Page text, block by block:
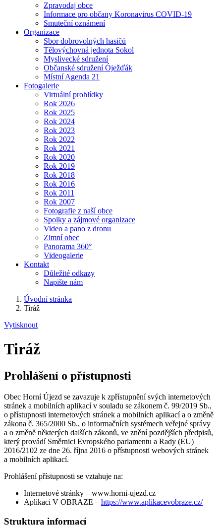
Zpravodaj obce
Informace pro občany Koronavirus COVID-19
Smuteční oznámení
Organizace
Sbor dobrovolných hasičů
Tělovýchovná jednota Sokol
Myslivecké sdružení
Občanské sdružení Óježďák
Místní Agenda 21
Fotogalerie
Virtuální prohlídky
Rok 2026
Rok 2025
Rok 2024
Rok 2023
Rok 2022
Rok 2021
Rok 2020
Rok 2019
Rok 2018
Rok 2016
Rok 2011
Rok 2007
Fotografie z naší obce
Spolky a zájmové organizace
Video a pano z dronu
Zimní obec
Panorama 360°
Videogalerie
Kontakt
Důležité odkazy
Napište nám
Úvodní stránka
Tiráž
Vytisknout
Tiráž
Prohlášení o přístupnosti
Obec Horní Újezd se zavazuje k zpřístupnění svých internetových
stránek a mobilních aplikací v souladu se zákonem č. 99/2019 Sb.,
o přístupnosti internetových stránek a mobilních aplikací a o změně
zákona č. 365/2000 Sb., o informačních systémech veřejné správy
a o změně některých dalších zákonů, ve znění pozdějších předpisů,
který provádí Směrnici Evropského parlamentu a Rady (EU)
2016/2102 ze dne 26. října 2016 o přístupnosti webových stránek
a mobilních aplikací.
Prohlášení přístupnosti se vztahuje na:
Internetové stránky – www.horni-ujezd.cz
Aplikaci V OBRAZE – https://www.aplikacevobraze.cz/
Struktura informací